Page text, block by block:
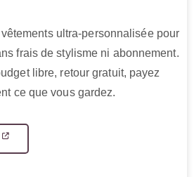
ultra-personnalisée pour
frais de stylisme ni abonnement.
libre, retour gratuit, payez
ce que vous gardez.